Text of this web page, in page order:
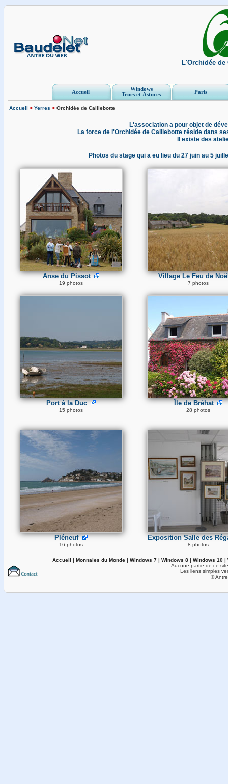
L'Orchidée de
Accueil
Windows
Trucs et Astuces
Paris
Accueil > Yerres > Orchidée de Caillebotte
L'association a pour objet de
La force de l'Orchidée de Caillebotte réside dans
Il existe des
Photos du stage qui a eu lieu du 27 juin au 5
Anse du Pissot
19 photos
Village Le Feu de
7 photos
Port à la Duc
15 photos
Île de Bréhat
28 photos
Pléneuf
16 photos
Exposition Salle des
8 photos
Accueil | Monnaies du Monde | Windows 7 | Windows 8 | Windows 10 |
Aucune partie de ce
Les liens simples
©